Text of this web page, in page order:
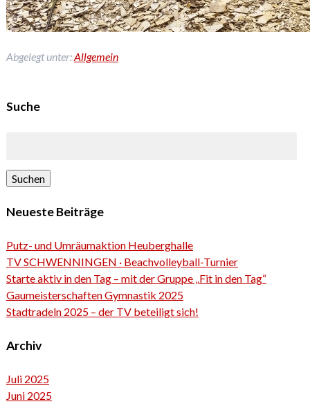
Abgelegt unter:Allgemein
Suche
Suchen
Neueste Beiträge
Putz- und Umräumaktion Heuberghalle
TV SCHWENNINGEN · Beachvolleyball-Turnier
Starte aktiv in den Tag – mit der Gruppe „Fit in den Tag“
Gaumeisterschaften Gymnastik 2025
Stadtradeln 2025 – der TV beteiligt sich!
Archiv
Juli 2025
Juni 2025